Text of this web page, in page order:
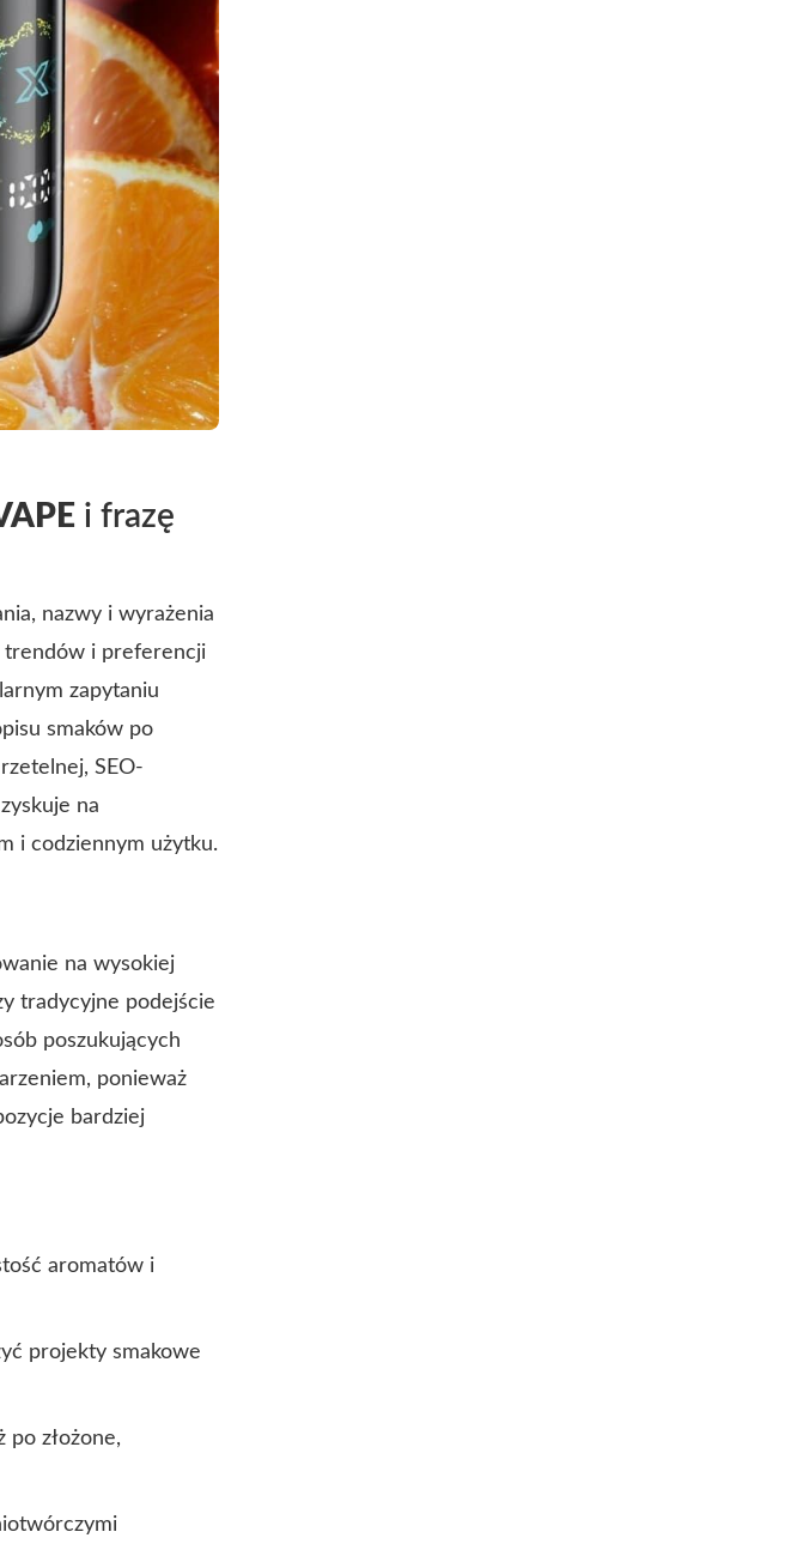
i frazę
nazwy i wyrażenia
trendów i preferencji
zapytaniu
smaków po
SEO-
zyskuje na
i codziennym użytku.
na wysokiej
tradycyjne podejście
poszukujących
ponieważ
bardziej
aromatów i
projekty smakowe
złożone,